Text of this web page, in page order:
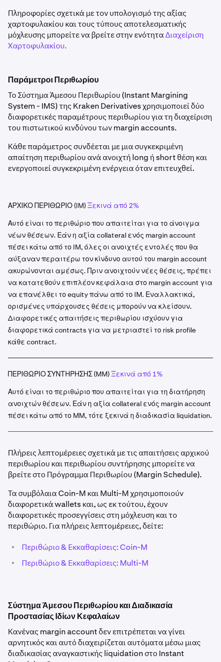
Πληροφορίες σχετικά με τον υπολογισμό της αξίας
χαρτοφυλακίου και τους τύπους αποτελεσματικής
μόχλευσης μπορείτε να βρείτε στην ενότηταΔιαχείριση
Χαρτοφυλακίου.
Παράμετροι Περιθωρίου
Το Σύστημα Άμεσου Περιθωρίου (Instant Margining
System - IMS) της Kraken Derivatives χρησιμοποιεί δύο
διαφορετικές παραμέτρους περιθωρίου για τη διαχείριση
του πιστωτικού κινδύνου των margin accounts.
Κάθε παράμετρος συνδέεται με μια συγκεκριμένη
απαίτηση περιθωρίου ανά ανοιχτή long ή short θέση και
ενεργοποιεί συγκεκριμένη ενέργεια όταν επιτευχθεί.
ΑΡΧΙΚΟ ΠΕΡΙΘΩΡΙΟ (IM)Ξεκινά από 2%
Αυτό είναι το περιθώριο που απαιτείται για το άνοιγμα
νέων θέσεων. Εάν η αξία collateral ενός margin account
πέσει κάτω από το IM, όλες οι ανοιχτές εντολές που θα
αύξαναν περαιτέρω τον κίνδυνο αυτού του margin account
ακυρώνονται αμέσως. Πριν ανοιχτούν νέες θέσεις, πρέπει
να κατατεθούν επιπλέον κεφάλαια στο margin account για
να επανέλθει το equity πάνω από το IM. Εναλλακτικά,
ορισμένες υπάρχουσες θέσεις μπορούν να κλείσουν.
Διαφορετικές απαιτήσεις περιθωρίου ισχύουν για
διαφορετικά contracts για να μετριαστεί το risk profile
κάθε contract.
ΠΕΡΙΘΩΡΙΟ ΣΥΝΤΗΡΗΣΗΣ (MM)Ξεκινά από 1%
Αυτό είναι το περιθώριο που απαιτείται για τη διατήρηση
ανοιχτών θέσεων. Εάν η αξία collateral ενός margin account
πέσει κάτω από το MM, τότε ξεκινά η διαδικασία liquidation.
Πλήρεις λεπτομέρειες σχετικά με τις απαιτήσεις αρχικού
περιθωρίου και περιθωρίου συντήρησης μπορείτε να
βρείτε στο Πρόγραμμα Περιθωρίου (Margin Schedule).
Τα συμβόλαια Coin-M και Multi-M χρησιμοποιούν
διαφορετικά wallets και, ως εκ τούτου, έχουν
διαφορετικές προσεγγίσεις στη μόχλευση και το
περιθώριο. Για πλήρεις λεπτομέρειες, δείτε:
• Περιθώριο & Εκκαθαρίσεις: Coin-M
• Περιθώριο & Εκκαθαρίσεις: Multi-M
Σύστημα Άμεσου Περιθωρίου και Διαδικασία
Προστασίας Ιδίων Κεφαλαίων
Κανένας margin account δεν επιτρέπεται να γίνει
αρνητικός και αυτό διαχειρίζεται αυτόματα μέσω μιας
διαδικασίας αναγκαστικής liquidation στο Instant